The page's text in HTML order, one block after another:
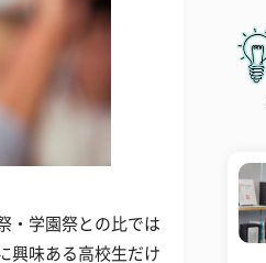
・学園祭との比では
興味ある高校生だけ